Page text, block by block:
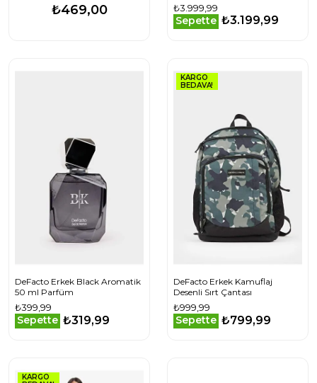
₺469,00
Geçirmez Kapüşonlu Fermuarlı
Eldiven Detaylı Ultra Korumalı
₺3.999,99
Sepette ₺3.199,99
DeFacto Erkek Black Aromatik
50 ml Parfüm
₺399,99
Sepette ₺319,99
KARGO
BEDAVA!
DeFacto Erkek Kamuflaj
Desenli Sırt Çantası
₺999,99
Sepette ₺799,99
KARGO